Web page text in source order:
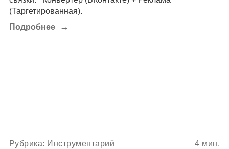
(Таргетированная).
Подробнее
→
Рубрика: Инструментарий 4 мин.